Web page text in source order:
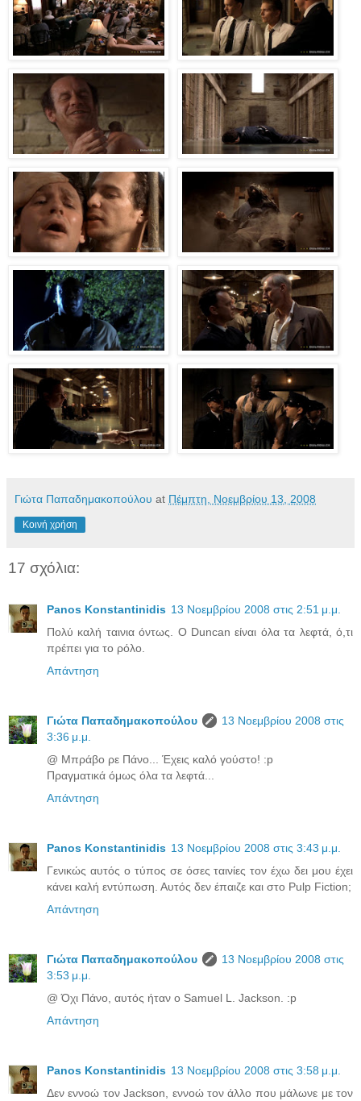
Γιώτα Παπαδημακοπούλου at Πέμπτη, Νοεμβρίου 13, 2008
Κοινή χρήση
17 σχόλια:
Panos Konstantinidis 13 Νοεμβρίου 2008 στις 2:51 μ.μ.
Πολύ καλή ταινια όντως. Ο Duncan είναι όλα τα λεφτά, ό,τι
πρέπει για το ρόλο.
Απάντηση
Γιώτα Παπαδημακοπούλου
13 Νοεμβρίου 2008 στις
3:36 μ.μ.
@ Μπράβο ρε Πάνο... Έχεις καλό γούστο! :p
Πραγματικά όμως όλα τα λεφτά...
Απάντηση
Panos Konstantinidis 13 Νοεμβρίου 2008 στις 3:43 μ.μ.
Γενικώς αυτός ο τύπος σε όσες ταινίες τον έχω δει μου έχει
κάνει καλή εντύπωση. Αυτός δεν έπαιζε και στο Pulp Fiction;
Απάντηση
Γιώτα Παπαδημακοπούλου
13 Νοεμβρίου 2008 στις
3:53 μ.μ.
@ Όχι Πάνο, αυτός ήταν ο Samuel L. Jackson. :p
Απάντηση
Panos Konstantinidis 13 Νοεμβρίου 2008 στις 3:58 μ.μ.
Δεν εννοώ τον Jackson, εννοώ τον άλλο που μάλωνε με τον